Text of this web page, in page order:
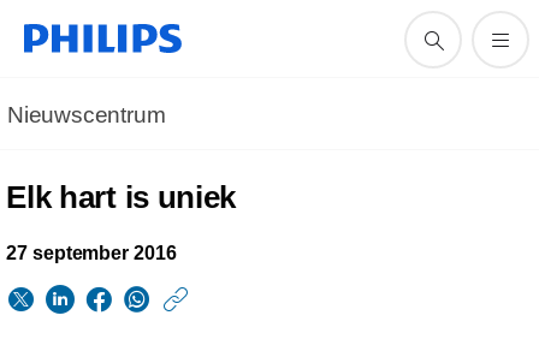
Nieuwscentrum
Elk hart is uniek
27 september 2016